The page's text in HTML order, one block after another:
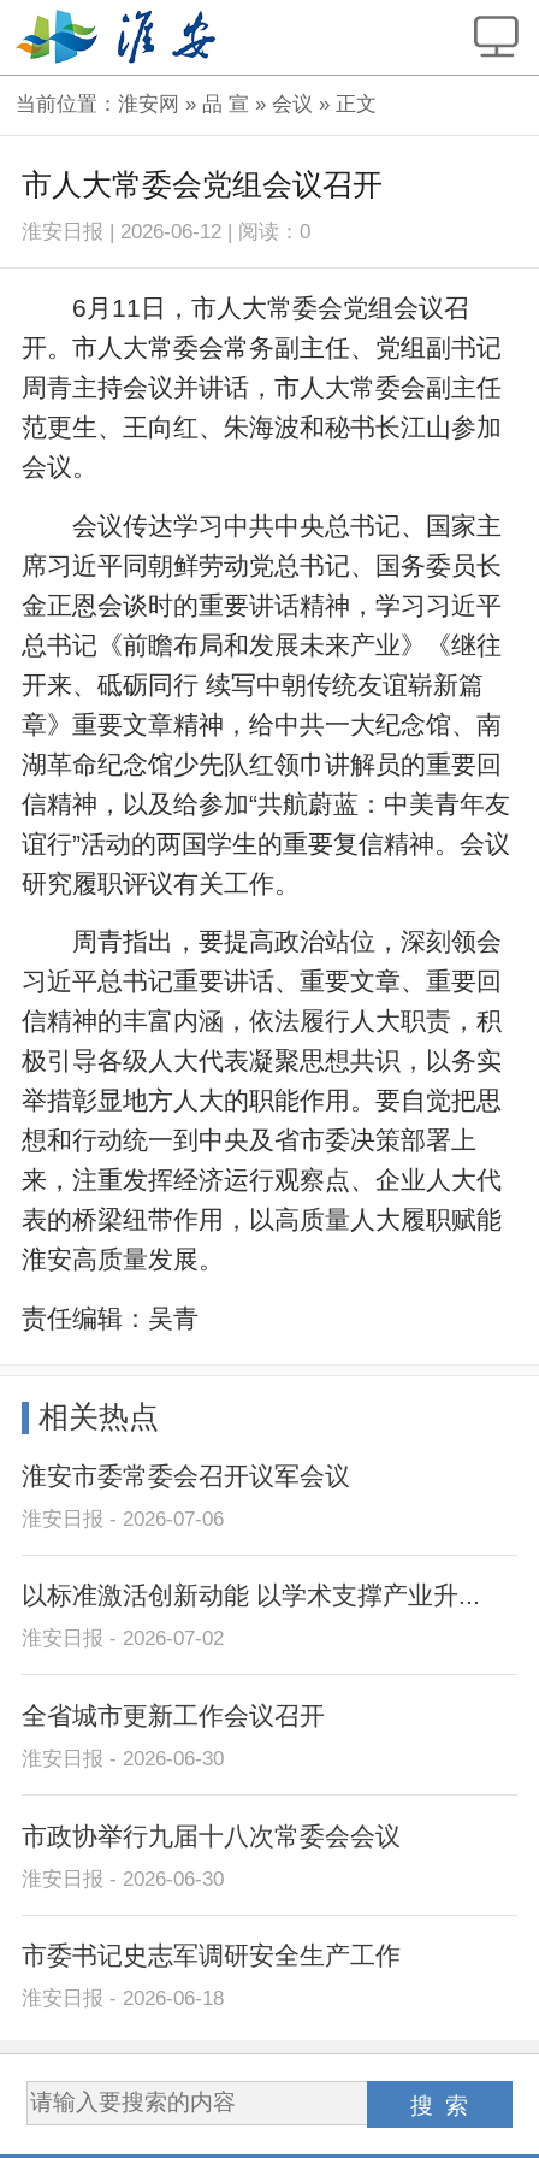
当前位置：淮安网 » 品 宣 »会议 » 正文
市人大常委会党组会议召开
淮安日报 | 2026-06-12 | 阅读：0
6月11日，市人大常委会党组会议召
开。市人大常委会常务副主任、党组副书记
周青主持会议并讲话，市人大常委会副主任
范更生、王向红、朱海波和秘书长江山参加
会议。
会议传达学习中共中央总书记、国家主
席习近平同朝鲜劳动党总书记、国务委员长
金正恩会谈时的重要讲话精神，学习习近平
总书记《前瞻布局和发展未来产业》《继往
开来、砥砺同行 续写中朝传统友谊崭新篇
章》重要文章精神，给中共一大纪念馆、南
湖革命纪念馆少先队红领巾讲解员的重要回
信精神，以及给参加“共航蔚蓝：中美青年友
谊行”活动的两国学生的重要复信精神。会议
研究履职评议有关工作。
周青指出，要提高政治站位，深刻领会
习近平总书记重要讲话、重要文章、重要回
信精神的丰富内涵，依法履行人大职责，积
极引导各级人大代表凝聚思想共识，以务实
举措彰显地方人大的职能作用。要自觉把思
想和行动统一到中央及省市委决策部署上
来，注重发挥经济运行观察点、企业人大代
表的桥梁纽带作用，以高质量人大履职赋能
淮安高质量发展。
责任编辑： 吴青
相关热点
淮安市委常委会召开议军会议
淮安日报 - 2026-07-06
以标准激活创新动能 以学术支撑产业升...
淮安日报 - 2026-07-02
全省城市更新工作会议召开
淮安日报 - 2026-06-30
市政协举行九届十八次常委会会议
淮安日报 - 2026-06-30
市委书记史志军调研安全生产工作
淮安日报 - 2026-06-18